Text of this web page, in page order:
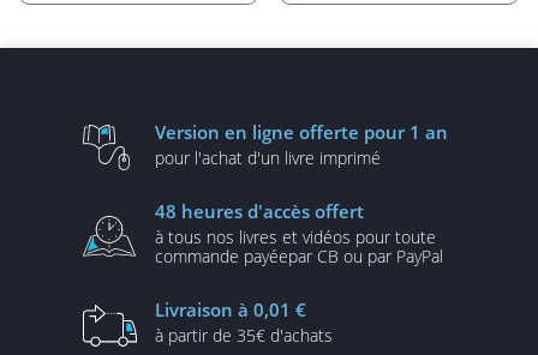
Version en ligne offerte pour 1 an
pour l'achat d'un livre imprimé
48 heures d'accès offert
à tous nos livres et vidéos pour toute
commande payéepar CB ou par PayPal
Livraison à 0,01 €
à partir de 35€ d'achats